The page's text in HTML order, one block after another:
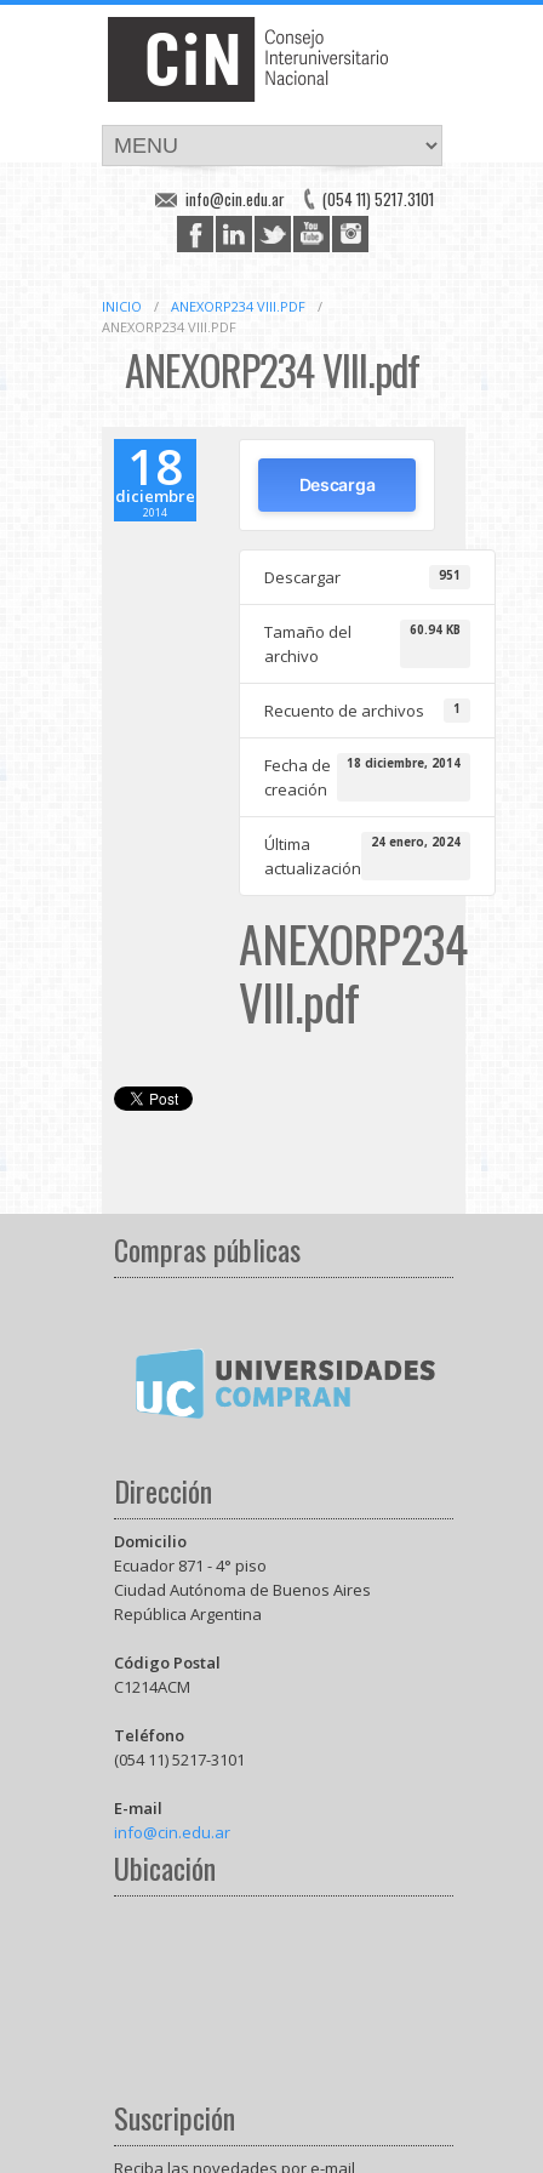
(054 11) 5217.3101
info@cin.edu.ar
INICIO / ANEXORP234 VIII.PDF
/
ANEXORP234 VIII.PDF
ANEXORP234 VIII.pdf
18
diciembre
2014
Descarga
Descargar 951
Tamaño del
archivo
60.94 KB
Recuento de archivos 1
Fecha de
creación
18 diciembre, 2014
Última
actualización
24 enero, 2024
ANEXORP234
VIII.pdf
Compras públicas
Dirección
Domicilio
Ecuador 871 - 4° piso
Ciudad Autónoma de Buenos Aires
República Argentina
Código Postal
C1214ACM
Teléfono
(054 11) 5217-3101
E-mail
info@cin.edu.ar
Ubicación
Suscripción
Reciba las novedades por e-mail